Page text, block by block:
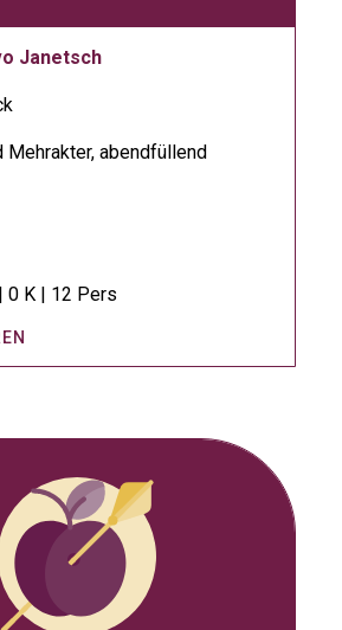
Janetsch
Mehrakter, abendfüllend
0 K | 12 Pers